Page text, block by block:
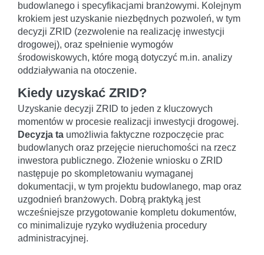
budowlanego i specyfikacjami branżowymi. Kolejnym
krokiem jest uzyskanie niezbędnych pozwoleń, w tym
decyzji ZRID (zezwolenie na realizację inwestycji
drogowej), oraz spełnienie wymogów
środowiskowych, które mogą dotyczyć m.in. analizy
oddziaływania na otoczenie.
Kiedy uzyskać ZRID?
Uzyskanie decyzji ZRID to jeden z kluczowych
momentów w procesie realizacji inwestycji drogowej.
Decyzja ta umożliwia faktyczne rozpoczęcie prac
budowlanych oraz przejęcie nieruchomości na rzecz
inwestora publicznego. Złożenie wniosku o ZRID
następuje po skompletowaniu wymaganej
dokumentacji, w tym projektu budowlanego, map oraz
uzgodnień branżowych. Dobrą praktyką jest
wcześniejsze przygotowanie kompletu dokumentów,
co minimalizuje ryzyko wydłużenia procedury
administracyjnej.